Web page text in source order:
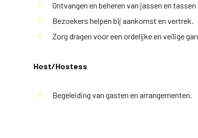
Ontvangen en beheren van jassen en
Bezoekers helpen bij aankomst en vertrek.
Zorg dragen voor een ordelijke en veilige
Host/Hostess
Begeleiding van gasten en arrangementen.